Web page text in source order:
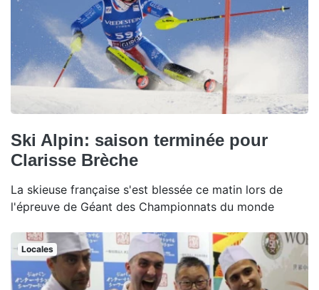
Ski Alpin: saison terminée pour
Clarisse Brèche
La skieuse française s'est blessée ce matin lors de
l'épreuve de Géant des Championnats du monde
Locales